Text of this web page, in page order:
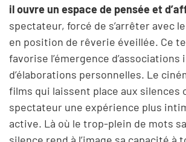
il ouvre un espace de pensée et
spectateur, forcé de s’arrêter avec
en position de rêverie éveillée. Ce
favorise l’émergence
d’élaborations personnelles. Le
films qui laissent place aux silences
spectateur une expérience plus
active. Là où le trop-plein de mots